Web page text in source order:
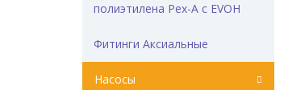
полиэтилена Pex-A с EVOH
Фитинги Аксиальные
Насосы